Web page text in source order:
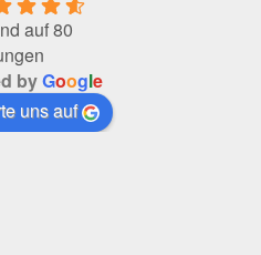
auf 80
byGoogle
uns auf